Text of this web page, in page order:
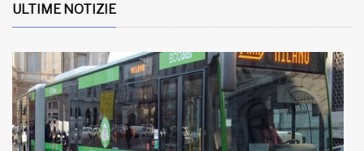
ULTIME NOTIZIE